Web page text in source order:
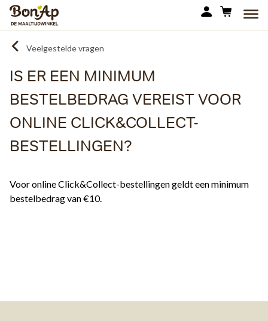
Overslaan
gaan
Veelgestelde vragen
IS ER EEN MINIMUM
BESTELBEDRAG VEREIST VOOR
ONLINE CLICK&COLLECT-
BESTELLINGEN?
Voor online Click&Collect-bestellingen geldt een minimum
bestelbedrag van €10.